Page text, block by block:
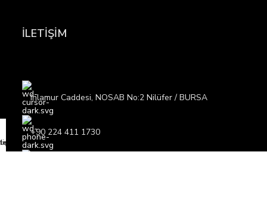
İLETİŞİM
Ihlamur Caddesi, NOSAB No:2 Nilüfer / BURSA
+90 224 411 1730